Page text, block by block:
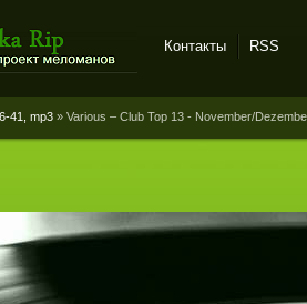
Контакты RSS
41, mp3 » Various ‎– Club Top 13 - November/